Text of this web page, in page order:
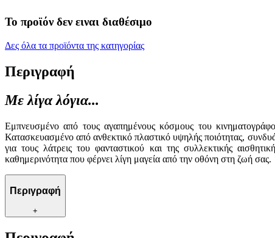
Το προϊόν δεν ειναι διαθέσιμο
Δες όλα τα προϊόντα της κατηγορίας
Περιγραφή
Με λίγα λόγια...
Εμπνευσμένο από τους αγαπημένους κόσμους του
Κατασκευασμένο από ανθεκτικό πλαστικό υψηλής ποιότητας,
για τους λάτρεις του φανταστικού και της συλλεκτικής
καθημερινότητα που φέρνει λίγη μαγεία από την οθόνη στη ζωή σας.
Περιγραφή
+